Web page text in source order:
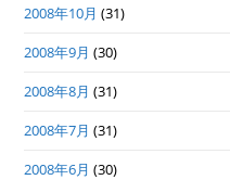
2008年10月 (31)
2008年9月 (30)
2008年8月 (31)
2008年7月 (31)
2008年6月 (30)